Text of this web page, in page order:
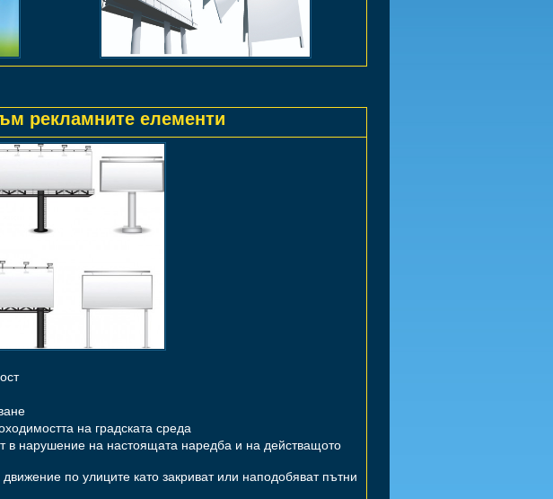
рекламните елементи
на градската среда
в нарушение на настоящата наредба и на действащото
по улиците като закриват или наподобяват пътни